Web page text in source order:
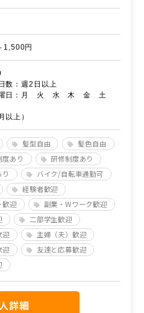
1,500円
数：週2日以上
曜日：月 火 水 木 金 土
以上）
髪型自由
髪色自由
あり
研修制度あり
バイク/自転車通勤可
経験者歓迎
歓迎
副業・Wワーク歓迎
二部学生歓迎
迎
主婦（夫）歓迎
迎
友達と応募歓迎
詳細